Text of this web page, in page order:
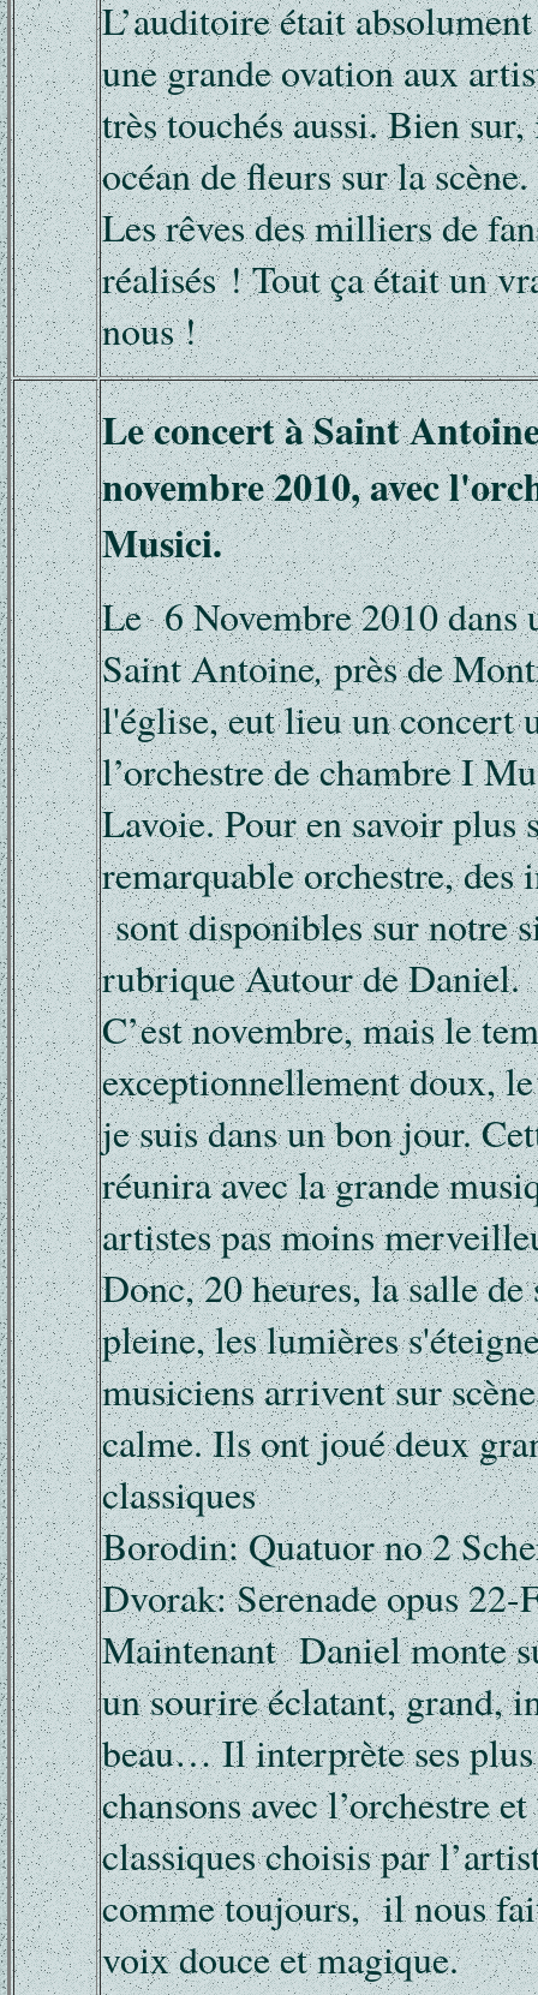
L’auditoire était
une grande ovation aux
très touchés aussi. Bien
océan de fleurs sur la scène.
Les rêves des milliers de
réalisés ! Tout ça était un
nous !
Le concert à Saint
novembre 2010, avec
Musici.
Le 6 Novembre 2010 dans
Saint Antoine,près de
l'église, eut lieu un concert
l’orchestre de chambre I
Lavoie. Pour en savoir plus
remarquable orchestre, des
sont disponibles sur notre
rubrique Autour de Daniel.
C’est novembre, mais le
exceptionnellement doux,
je suis dans un bon jour.
réunira avec la grande
artistes pas moins
Donc, 20 heures, la salle de
pleine, les lumières
musiciens arrivent sur
calme. Ils ont joué deux
classiques
Borodin: Quatuor no 2
Dvorak: Serenade opus 22-
Maintenant Daniel monte
un sourire éclatant, grand,
beau… Il interprète ses plus
chansons avec l’orchestre
classiques choisis par
comme toujours, il nous
voix douce et magique.